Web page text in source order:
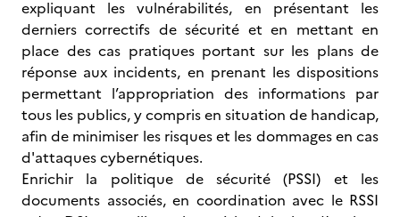
expliquant les vulnérabilités, en présentant les
derniers correctifs de sécurité et en mettant en
place des cas pratiques portant sur les plans de
réponse aux incidents, en prenant les dispositions
permettant l’appropriation des informations par
tous les publics, y compris en situation de handicap,
afin de minimiser les risques et les dommages en cas
d'attaques cybernétiques.
Enrichir la politique de sécurité (PSSI) et les
documents associés, en coordination avec le RSSI